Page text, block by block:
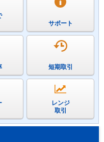
サポート
短期取引
レンジ
取引